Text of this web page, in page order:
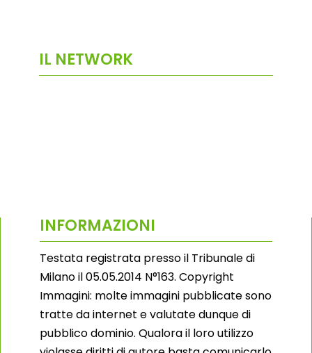
IL NETWORK
INFORMAZIONI
Testata registrata presso il Tribunale di
Milano il 05.05.2014 N°163. Copyright
Immagini: molte immagini pubblicate sono
tratte da internet e valutate dunque di
pubblico dominio. Qualora il loro utilizzo